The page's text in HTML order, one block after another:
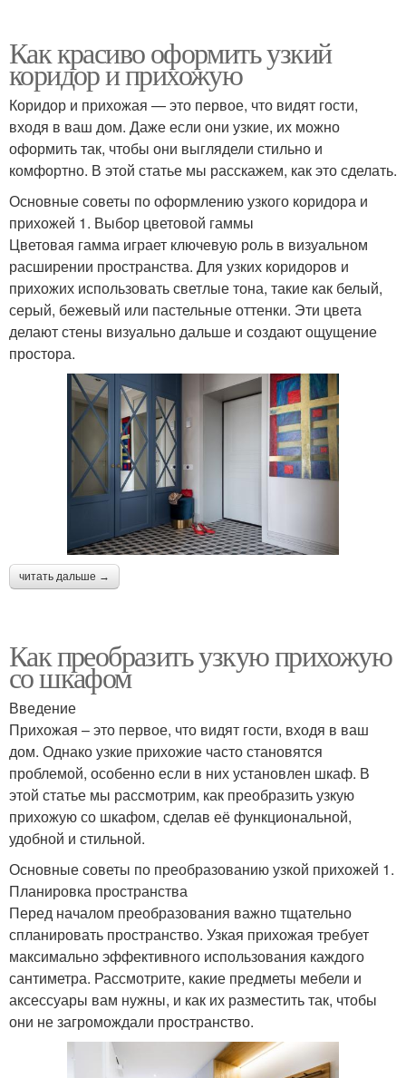
Как красиво оформить узкий
коридор и прихожую
Коридор и прихожая — это первое, что видят гости,
входя в ваш дом. Даже если они узкие, их можно
оформить так, чтобы они выглядели стильно и
комфортно. В этой статье мы расскажем, как это сделать.
Основные советы по оформлению узкого коридора и
прихожей 1. Выбор цветовой гаммы
Цветовая гамма играет ключевую роль в визуальном
расширении пространства. Для узких коридоров и
прихожих использовать светлые тона, такие как белый,
серый, бежевый или пастельные оттенки. Эти цвета
делают стены визуально дальше и создают ощущение
простора.
читать дальше →
Как преобразить узкую прихожую
со шкафом
Введение
Прихожая – это первое, что видят гости, входя в ваш
дом. Однако узкие прихожие часто становятся
проблемой, особенно если в них установлен шкаф. В
этой статье мы рассмотрим, как преобразить узкую
прихожую со шкафом, сделав её функциональной,
удобной и стильной.
Основные советы по преобразованию узкой прихожей 1.
Планировка пространства
Перед началом преобразования важно тщательно
спланировать пространство. Узкая прихожая требует
максимально эффективного использования каждого
сантиметра. Рассмотрите, какие предметы мебели и
аксессуары вам нужны, и как их разместить так, чтобы
они не загромождали пространство.